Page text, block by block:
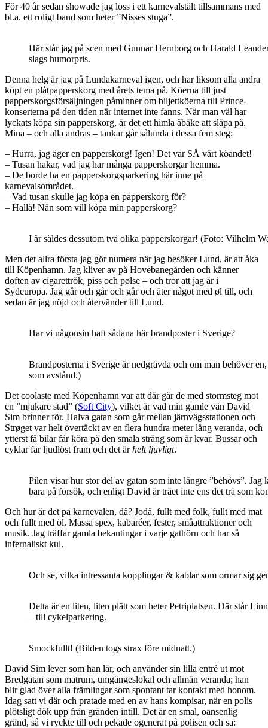
För 40 år sedan showade jag loss i ett karnevalstält tillsammans med
bl.a. ett roligt band som heter ”Nisses stuga”.
Här står jag på scen med Gunnar Hernborg och Harald
slags humorpris.
Denna helg är jag på Lundakarneval igen, och har liksom alla andra
köpt en plåtpapperskorg med årets tema på. Köerna till just
papperskorgsförsäljningen påminner om biljettköerna till Prince-
konserterna på den tiden när internet inte fanns. När man väl har
lyckats köpa sin papperskorg, är det ett himla åbäke att släpa på.
Mina – och alla andras – tankar går sålunda i dessa fem steg:
– Hurra, jag äger en papperskorg! Igen! Det var SÅ värt köandet!
– Tusan hakar, vad jag har många papperskorgar hemma.
– De borde ha en papperskorgsparkering här inne på
karnevalsområdet.
– Vad tusan skulle jag köpa en papperskorg för?
– Hallå! Nån som vill köpa min papperskorg?
I år såldes dessutom två olika papperskorgar! (Foto: Vilhelm
Men det allra första jag gör numera när jag besöker Lund, är att åka
till Köpenhamn. Jag kliver av på Hovebanegården och känner
doften av cigarettrök, piss och pølse – och tror att jag är i
Sydeuropa. Jag går och går och går och äter något med øl till, och
sedan är jag nöjd och återvänder till Lund.
Har vi någonsin haft sådana här brandposter i Sverige?
Brandposterna i Sverige är nedgrävda och om man behöver
som avstånd.)
Det coolaste med Köpenhamn var att där går de med stormsteg mot
en ”mjukare stad” (Soft City), vilket är vad min gamle vän David
Sim brinner för. Halva gatan som går mellan järnvägsstationen och
Strøget var helt övertäckt av en flera hundra meter lång veranda, och
ytterst få bilar får köra på den smala sträng som är kvar. Bussar och
cyklar far ljudlöst fram och det ärhelt ljuvligt.
Pilen visar hur stor del av gatan som inte längre ”behövs”.
bara på försök, och enligt David är träet inte ens det trä som
Och hur är det på karnevalen, då? Jodå, fullt med folk, fullt med mat
och fullt med öl. Massa spex, kabaréer, fester, småattraktioner och
musik. Jag träffar gamla bekantingar i varje gathörn och har så
infernaliskt kul.
Och se, vilka intressanta kopplingar & kablar som ormar sig
Detta är en liten, liten plätt som heter Petriplatsen. Där står
– till cykelparkering.
Smockfullt! (Bilden togs strax före midnatt.)
David Sim lever som han lär, och använder sin lilla entré ut mot
Bredgatan som matrum, umgängeslokal och allmän veranda; han
blir glad över alla främlingar som spontant tar kontakt med honom.
Idag satt vi där och pratade med en av hans kompisar, när en polis
plötsligt dök upp från gränden intill. Det är en smal, oansenlig
gränd, så vi ryckte till och pekade ogenerat på polisen och sa: